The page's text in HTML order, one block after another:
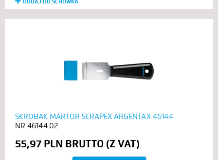
SKROBAK MARTOR SCRAPEX ARGENTAX 46144
46144.02
55,97 PLN